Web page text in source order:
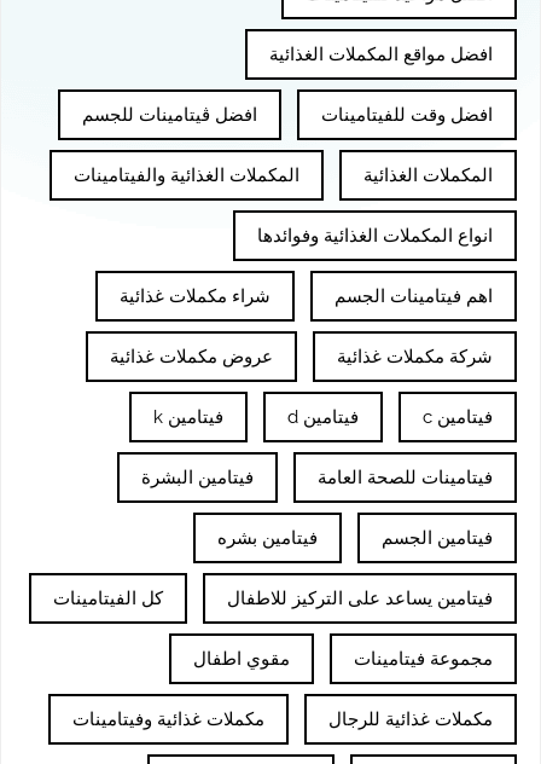
افضل مواقع المكملات الغذائية
افضل وقت للفيتامينات افضل ڤيتامينات للجسم
المكملات الغذائية المكملات الغذائية والفيتامينات
انواع المكملات الغذائية وفوائدها
اهم فيتامينات الجسم شراء مكملات غذائية
شركة مكملات غذائية عروض مكملات غذائية
فيتامين c فيتامين d فيتامين k
فيتامينات للصحة العامة فيتامين البشرة
فيتامين الجسم فيتامين بشره
فيتامين يساعد على التركيز للاطفال كل الفيتامينات
مجموعة فيتامينات مقوي اطفال
مكملات غذائية للرجال مكملات غذائية وفيتامينات